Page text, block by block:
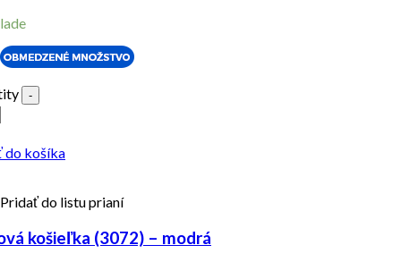
-
do košíka
Pridať do listu prianí
košieľka (3072) – modrá